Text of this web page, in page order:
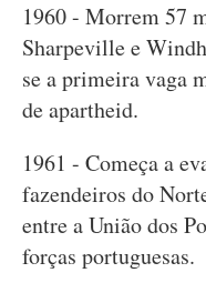
1960 - Morrem 57
Sharpeville e
se a primeira vaga
de apartheid.
1961 - Começa a
fazendeiros do
entre a União dos
forças portuguesas.